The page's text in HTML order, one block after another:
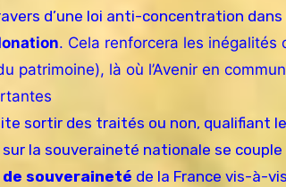
d’une loi anti-concentration dans
. Cela renforcera les
patrimoine), là où l’Avenir en
sortir des traités ou non,
la souveraineté nationale se couple
de souveraineté de la France vis-à-